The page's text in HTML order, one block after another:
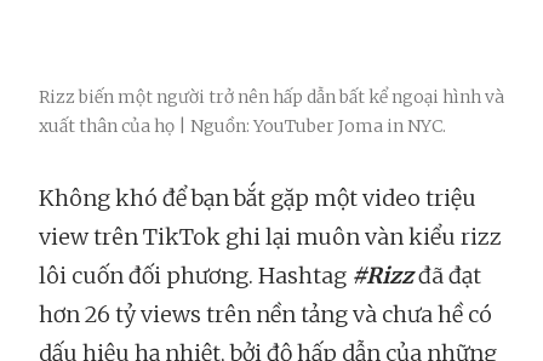
Rizz biến một người trở nên hấp dẫn bất kể ngoại hình và
xuất thân của họ | Nguồn: YouTuber Joma in NYC.
Không khó để bạn bắt gặp một video triệu
view trên TikTok ghi lại muôn vàn kiểu rizz
lôi cuốn đối phương. Hashtag #Rizzđã đạt
hơn 26 tỷ views trên nền tảng và chưa hề có
dấu hiệu hạ nhiệt, bởi độ hấp dẫn của những